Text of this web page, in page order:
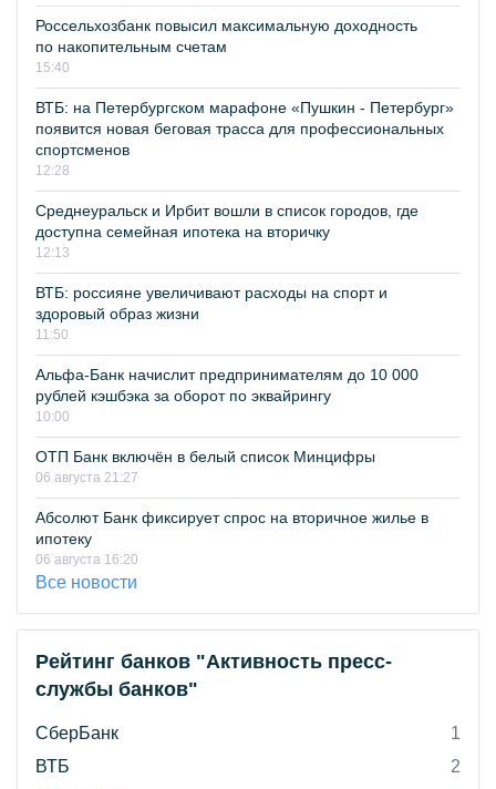
Россельхозбанк повысил максимальную доходность
по накопительным счетам
15:40
ВТБ: на Петербургском марафоне «Пушкин - Петербург»
появится новая беговая трасса для профессиональных
спортсменов
12:28
Среднеуральск и Ирбит вошли в список городов, где
доступна семейная ипотека на вторичку
12:13
ВТБ: россияне увеличивают расходы на спорт и
здоровый образ жизни
11:50
Альфа-Банк начислит предпринимателям до 10 000
рублей кэшбэка за оборот по эквайрингу
10:00
ОТП Банк включён в белый список Минцифры
06 августа 21:27
Абсолют Банк фиксирует спрос на вторичное жилье в
ипотеку
06 августа 16:20
Все новости
Рейтинг банков "Активность пресс-
службы банков"
СберБанк
1
ВТБ
2